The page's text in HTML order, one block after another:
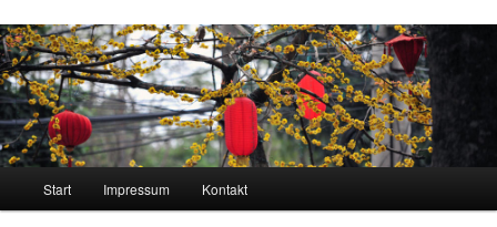
Start Impressum Kontakt